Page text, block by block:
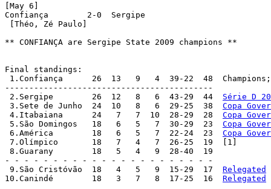
[May 6]
Confiança	 2-0  Sergipe
[Théo, Zé Paulo]
** CONFIANÇA are Sergipe State 2009 champions **
Final standings:
1.Confiança	  26  13   9   4  39-22	 48
-------------------------------------------
2.Sergipe	  26  12   8   6  43-29  44 Série D
3.Sete de Junho  24  10   8   6  29-25	 38 Copa
4.Itabaiana	  24   7   7  10  28-29	 28 Copa
5.São Domingos	  18   6   5   7  30-29  23 Copa
6.América	  18   6   5   7  22-24  23 Copa
7.Olímpico	  18   7   4   7  26-25  19  [1]
8.Guarany	  18   5   4   9  28-40  19
- - - - - - - - - - - - - - - - - - - - - -
9.São Cristóvão  18   4   5   9  15-29  17 Relegated
10.Canindé	  18   3   7   8  17-25  16 Relegated